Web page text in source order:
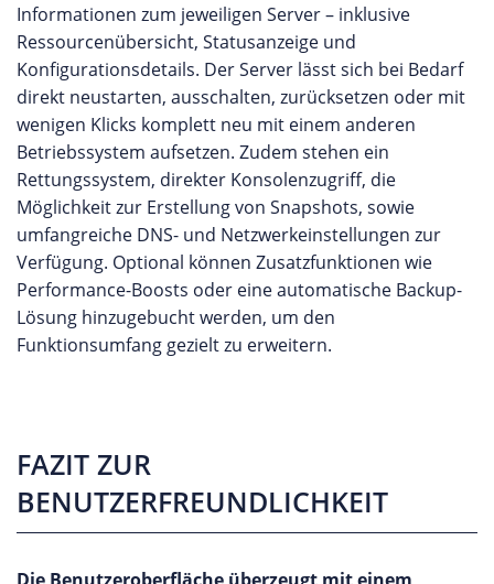
Informationen zum jeweiligen Server – inklusive
Ressourcenübersicht, Statusanzeige und
Konfigurationsdetails. Der Server lässt sich bei Bedarf
direkt neustarten, ausschalten, zurücksetzen oder mit
wenigen Klicks komplett neu mit einem anderen
Betriebssystem aufsetzen. Zudem stehen ein
Rettungssystem, direkter Konsolenzugriff, die
Möglichkeit zur Erstellung von Snapshots, sowie
umfangreiche DNS- und Netzwerkeinstellungen zur
Verfügung. Optional können Zusatzfunktionen wie
Performance-Boosts oder eine automatische Backup-
Lösung hinzugebucht werden, um den
Funktionsumfang gezielt zu erweitern.
FAZIT ZUR
BENUTZERFREUNDLICHKEIT
Die Benutzeroberfläche überzeugt mit einem